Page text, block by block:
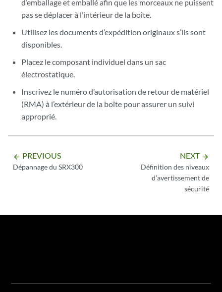
d’emballage et emballé afin que les morceaux ne puissent
pas se déplacer à l’intérieur de la boîte.
Utilisez les documents d’expédition originaux s’ils sont
disponibles.
Placez le composant individuel dans un sac
électrostatique.
Inscrivez le numéro d’autorisation de retour de matériel
(RMA) à l’extérieur de la boîte pour assurer un suivi
approprié.
arrow_backward PREVIOUS
Dépannage du SRX300
NEXT arrow_forward
Définition des niveaux
d’avertissement de
sécurité